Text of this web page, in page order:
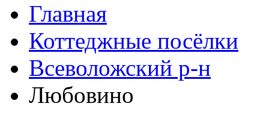
Главная
Коттеджные посёлки
Всеволожский р-н
Любовино